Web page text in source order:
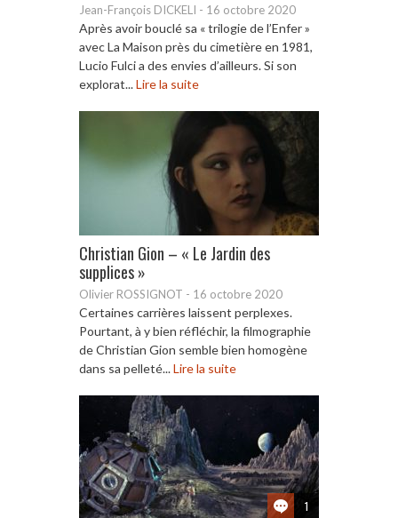
Jean-François DICKELI - 16 octobre 2020
Après avoir bouclé sa « trilogie de l’Enfer »
avec La Maison près du cimetière en 1981,
Lucio Fulci a des envies d’ailleurs. Si son
explorat...Lire la suite
Christian Gion – « Le Jardin des
supplices »
Olivier ROSSIGNOT - 16 octobre 2020
Certaines carrières laissent perplexes.
Pourtant, à y bien réfléchir, la filmographie
de Christian Gion semble bien homogène
dans sa pelleté...Lire la suite
1